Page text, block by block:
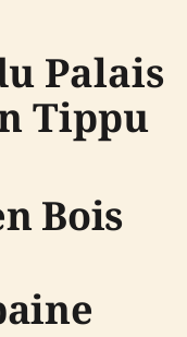
Palais
Tippu
Bois